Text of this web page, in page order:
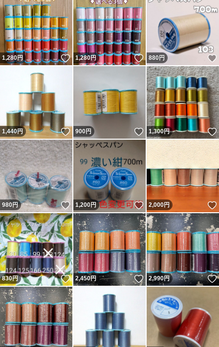
1,280円 いいね！
1,280円 いいね！
880円
1,440円 いいね！
900円 いいね！
1,300円
980円 いいね！
1,200円 いいね！
2,000円
830円 いいね！
2,450円 いいね！
2,990円